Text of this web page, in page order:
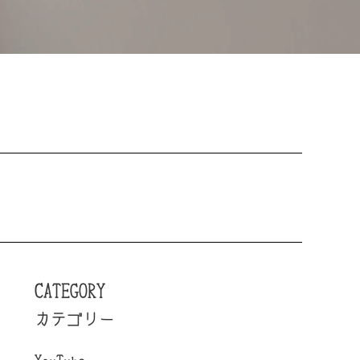
CATEGORY
カテゴリー